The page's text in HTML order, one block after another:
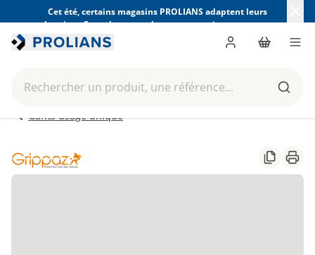
Cet été, certains magasins PROLIANS adaptent leurs
horaires. Consultez ceux de votre magasin avant votre
visite.
Rechercher un produit, une référence...
Panier
Gants usage unique
Partager